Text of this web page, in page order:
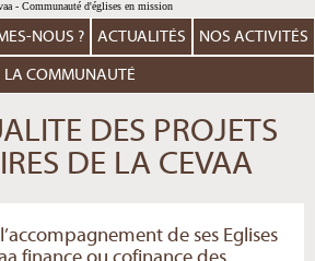
NOUS ? ACTUALITÉS NOS ACTIVITÉS
LA COMMUNAUTÉ
DES PROJETS
DE LA CEVAA
de ses Eglises